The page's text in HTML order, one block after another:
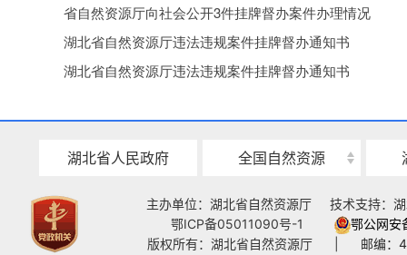
湖北省人民政府 全国自然资源
主办单位：湖北省自然资源厅
技术支持：
鄂ICP备05011090号-1
鄂公网
版权所有：湖北省自然资源厅
邮编：